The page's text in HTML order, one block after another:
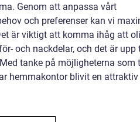
Genom att anpassa vårt
och preferenser kan vi
är viktigt att komma ihåg att
och nackdelar, och det är upp
tanke på möjligheterna som
hemmakontor blivit en